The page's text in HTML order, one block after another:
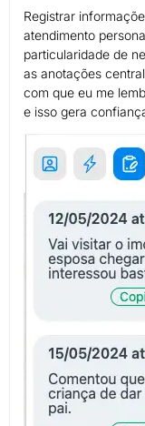
Registrar
atendimento
particularidade de
as anotações
com que eu me
e isso gera